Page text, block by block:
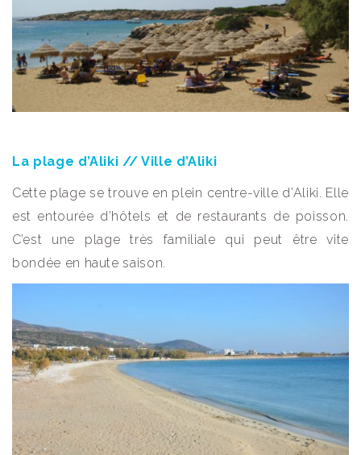
La plage d’Aliki // Ville d’Aliki
Cette plage se trouve en plein centre-ville d’Aliki. Elle
est entourée d’hôtels et de restaurants de poisson.
C’est une plage très familiale qui peut être vite
bondée en haute saison.